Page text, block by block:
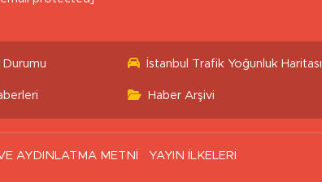
Durumu İstanbul Trafik Yoğunluk Haritası
Haber Arşivi
AYDINLATMA METNİ YAYIN İLKELERİ